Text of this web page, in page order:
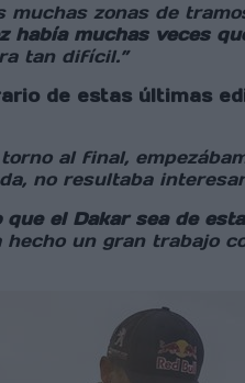
zonas de
había muchas veces
tan difícil.”
de estas últimas
al final,
no resultaba
el Dakar sea de
un gran trabajo